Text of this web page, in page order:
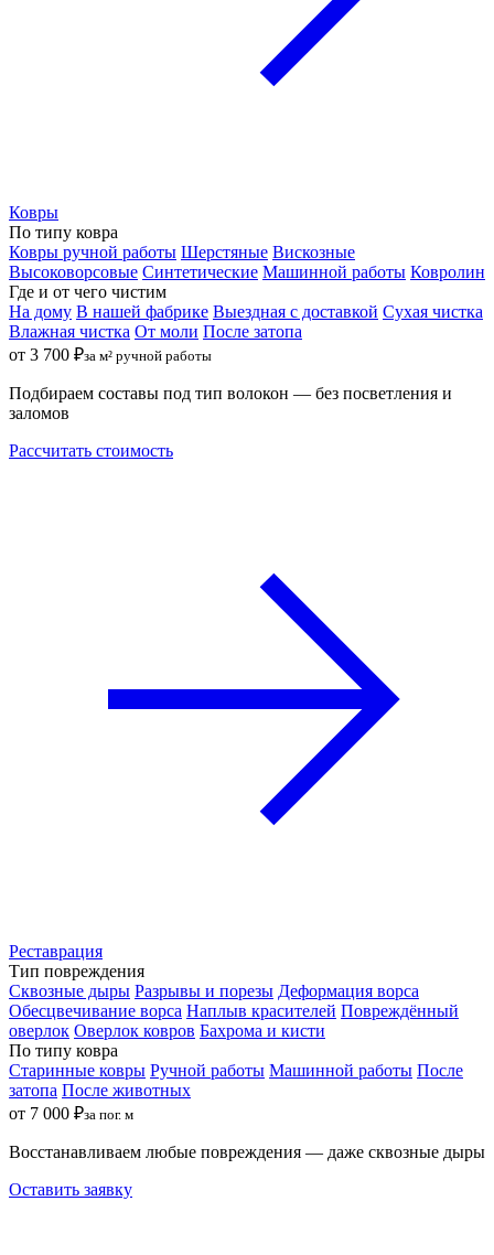
Ковры
По типу ковра
Ковры ручной работы Шерстяные Вискозные
Высоковорсовые Синтетические Машинной работы Ковролин
Где и от чего чистим
На дому В нашей фабрике Выездная с доставкой Сухая чистка
Влажная чистка От моли После затопа
от 3 700 ₽за м² ручной работы
Подбираем составы под тип волокон — без посветления и
заломов
Рассчитать стоимость
Реставрация
Тип повреждения
Сквозные дыры Разрывы и порезы Деформация ворса
Обесцвечивание ворса Наплыв красителей Повреждённый
оверлок Оверлок ковров Бахрома и кисти
По типу ковра
Старинные ковры Ручной работы Машинной работы После
затопа После животных
от 7 000 ₽за пог. м
Восстанавливаем любые повреждения — даже сквозные дыры
Оставить заявку